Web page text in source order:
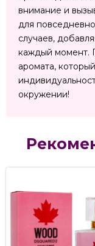
внимание и
для
случаев,
каждый момент.
аромата,
окружении!